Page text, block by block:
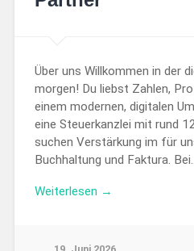
Über uns Willkommen in der
morgen! Du liebst Zahlen,
einem modernen, digitalen
eine Steuerkanzlei mit rund
suchen Verstärkung im für
Buchhaltung und Faktura.
Weiterlesen →